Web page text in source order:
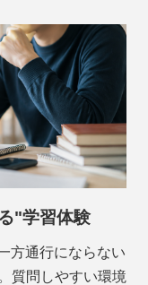
"学習体験
方通行にならない
質問しやすい環境